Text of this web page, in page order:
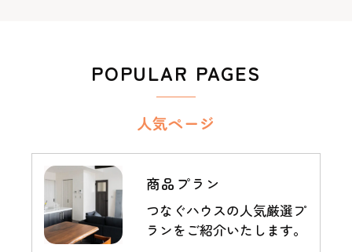
人気ページ
POPULAR PAGES
商品プラン
つなぐハウスの人気厳選プ
ランをご紹介いたします。